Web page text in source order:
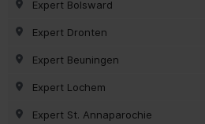
Expert Bolsward
Expert Dronten
Expert Beuningen
Expert Lochem
Expert St. Annaparochie